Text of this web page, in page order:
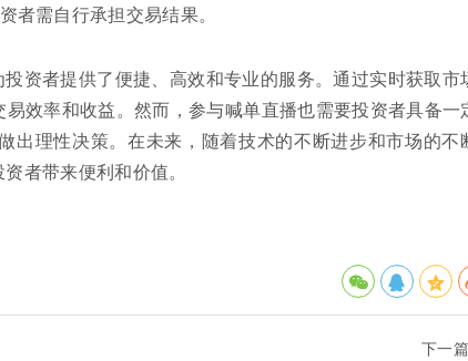
者需自行承担交易结果。
资者提供了便捷、高效和专业的服务。通过实时获取市
效率和收益。然而，参与喊单直播也需要投资者具备一
出理性决策。在未来，随着技术的不断进步和市场的不
者带来便利和价值。
下一篇